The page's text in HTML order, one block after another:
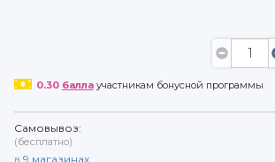
0.30 баллаучастникам бонусной программы
Самовывоз:
(бесплатно)
в 9 магазинах